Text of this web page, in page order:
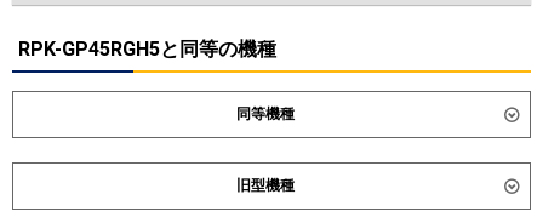
RPK-GP45RGH5と同等の機種
同等機種
ダイキン SSRA45DNT SSRA45DT
東芝 GKXA04513XU GKXA04513MUB
旧型機種